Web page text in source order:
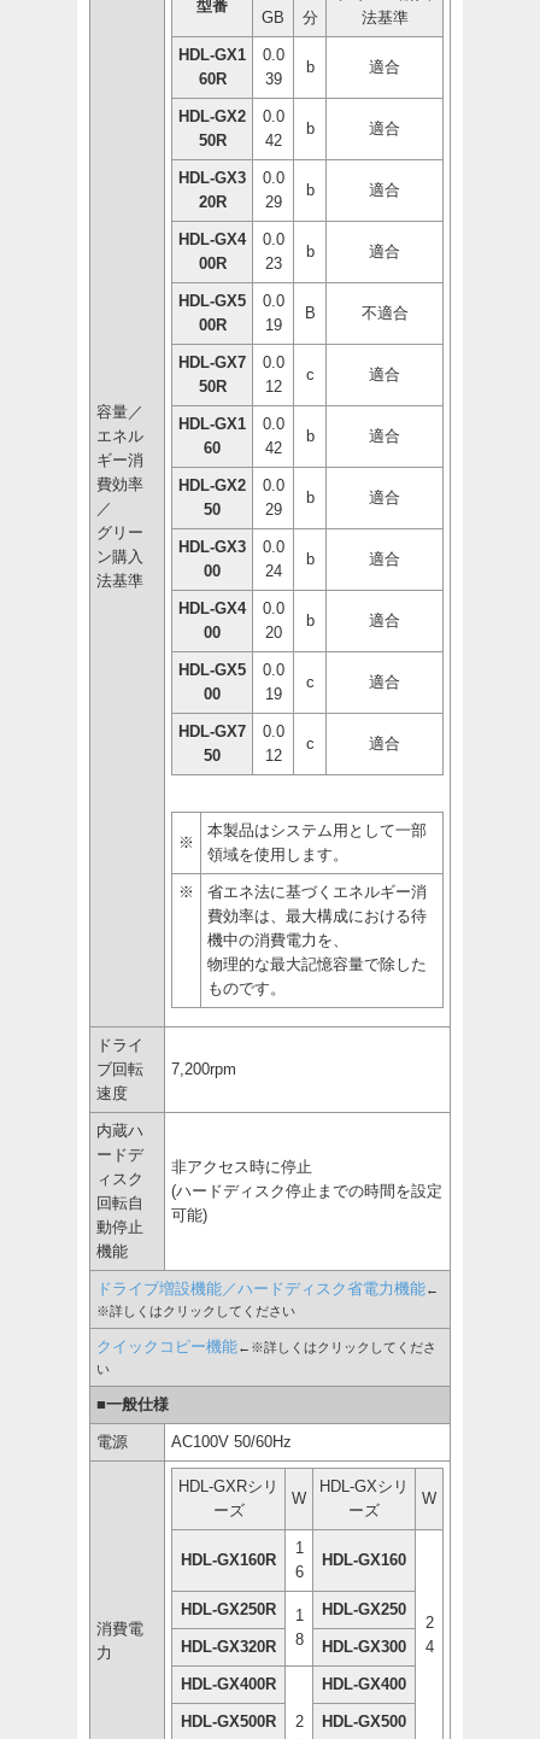
容量／
エネル
ギー消
費効率
／
グリー
ン購入
法基準
型番
GB
分
法基準
HDL-GX1
60R
0.0
39
b 適合
HDL-GX2
50R
0.0
42
b 適合
HDL-GX3
20R
0.0
29
b 適合
HDL-GX4
00R
0.0
23
b 適合
HDL-GX5
00R
0.0
19
B 不適合
HDL-GX7
50R
0.0
12
c 適合
HDL-GX1
60
0.0
42
b 適合
HDL-GX2
50
0.0
29
b 適合
HDL-GX3
00
0.0
24
b 適合
HDL-GX4
00
0.0
20
b 適合
HDL-GX5
00
0.0
19
c 適合
HDL-GX7
50
0.0
12
c 適合
※
本製品はシステム用として一部
領域を使用します。
※
省エネ法に基づくエネルギー消
費効率は、最大構成における待
機中の消費電力を、
物理的な最大記憶容量で除した
ものです。
ドライ
ブ回転
速度
7,200rpm
内蔵ハ
ードデ
ィスク
回転自
動停止
機能
非アクセス時に停止
(ハードディスク停止までの時間を設定
可能)
ドライブ増設機能／ハードディスク省電力機能←
※詳しくはクリックしてください
クイックコピー機能←※詳しくはクリックしてくださ
い
■一般仕様
電源 AC100V 50/60Hz
消費電
力
HDL-GXRシリ
ーズ
W
HDL-GXシリ
ーズ
W
HDL-GX160R
1
6
HDL-GX160
2
4
HDL-GX250R
1
8
HDL-GX250
HDL-GX320R HDL-GX300
HDL-GX400R
2
HDL-GX400
HDL-GX500R HDL-GX500